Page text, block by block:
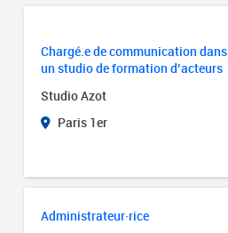
Chargé.e de communication dans
un studio de formation d’acteurs
Studio Azot
Paris 1er
Administrateur·rice